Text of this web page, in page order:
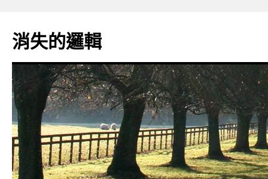
主
要
消失的邏輯